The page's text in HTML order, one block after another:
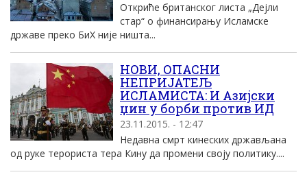
Откриће британског листа „Дејли
стар“ о финансирању Исламске
државе преко БиХ није ништа...
НОВИ, ОПАСНИ
НЕПРИЈАТЕЉ
ИСЛАМИСТА: И Азијски
џин у борби против ИД
23.11.2015. - 12:47
Недавна смрт кинеских држављана
од руке терориста тера Кину да промени своју политику....